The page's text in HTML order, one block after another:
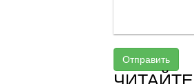
Отправить